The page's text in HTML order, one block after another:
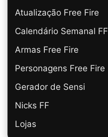
Atualização Free Fire
Calendário Semanal FF
Armas Free Fire
Personagens Free Fire
Gerador de Sensi
Nicks FF
Lojas